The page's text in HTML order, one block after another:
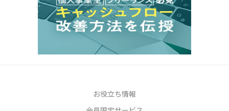
お役立ち情報